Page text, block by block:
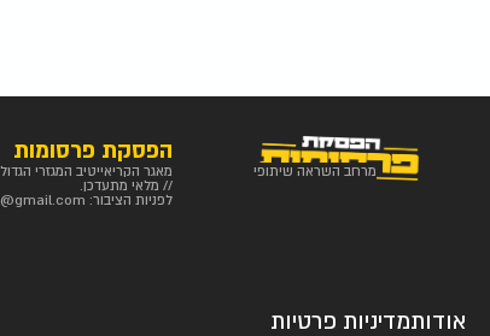
מרחב השראה שיתופי
הפסקת פרסומות
מאגר הקריאייטיב המגזרי
// מלאי מתעדכן.
לפניות הציבור:
אודותמדיניות פרטיות